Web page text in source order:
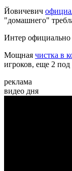
Йовичевич
"домашнего"
Интер официально
Мощная чистка в
игроков, еще 2
реклама
видео дня